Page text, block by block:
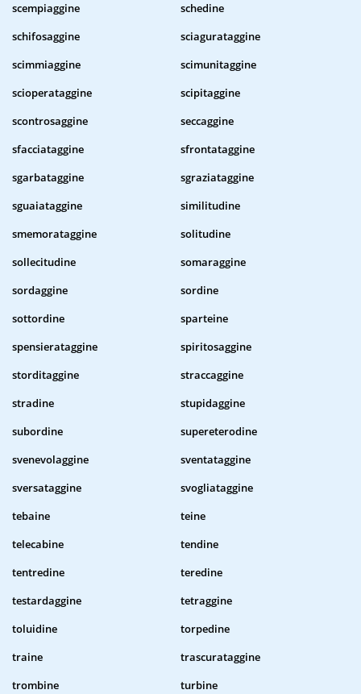
scempiaggine
schedine
schifosaggine
sciagurataggine
scimmiaggine
scimunitaggine
scioperataggine
scipitaggine
scontrosaggine
seccaggine
sfacciataggine
sfrontataggine
sgarbataggine
sgraziataggine
sguaiataggine
similitudine
smemorataggine
solitudine
sollecitudine
somaraggine
sordaggine
sordine
sottordine
sparteine
spensierataggine
spiritosaggine
storditaggine
straccaggine
stradine
stupidaggine
subordine
supereterodine
svenevolaggine
sventataggine
sversataggine
svogliataggine
tebaine
teine
telecabine
tendine
tentredine
teredine
testardaggine
tetraggine
toluidine
torpedine
traine
trascurataggine
trombine
turbine